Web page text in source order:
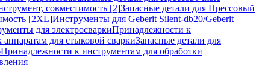
совместимость [2]Запасные детали для Прессовый
[2XL]Инструменты для Geberit Silent-db20/Geberit
для электросваркиПринадлежности к
аппаратам для стыковой сваркиЗапасные детали для
Принадлежности к инструментам для обработки